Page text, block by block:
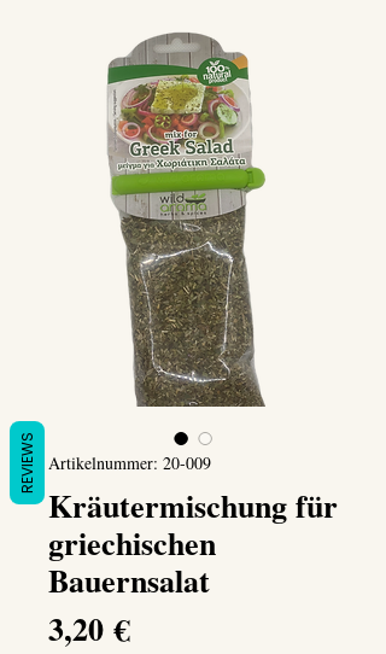
Artikelnummer: 20-009
Kräutermischung für
griechischen
Bauernsalat
3,20 €Preis
REVIEWS